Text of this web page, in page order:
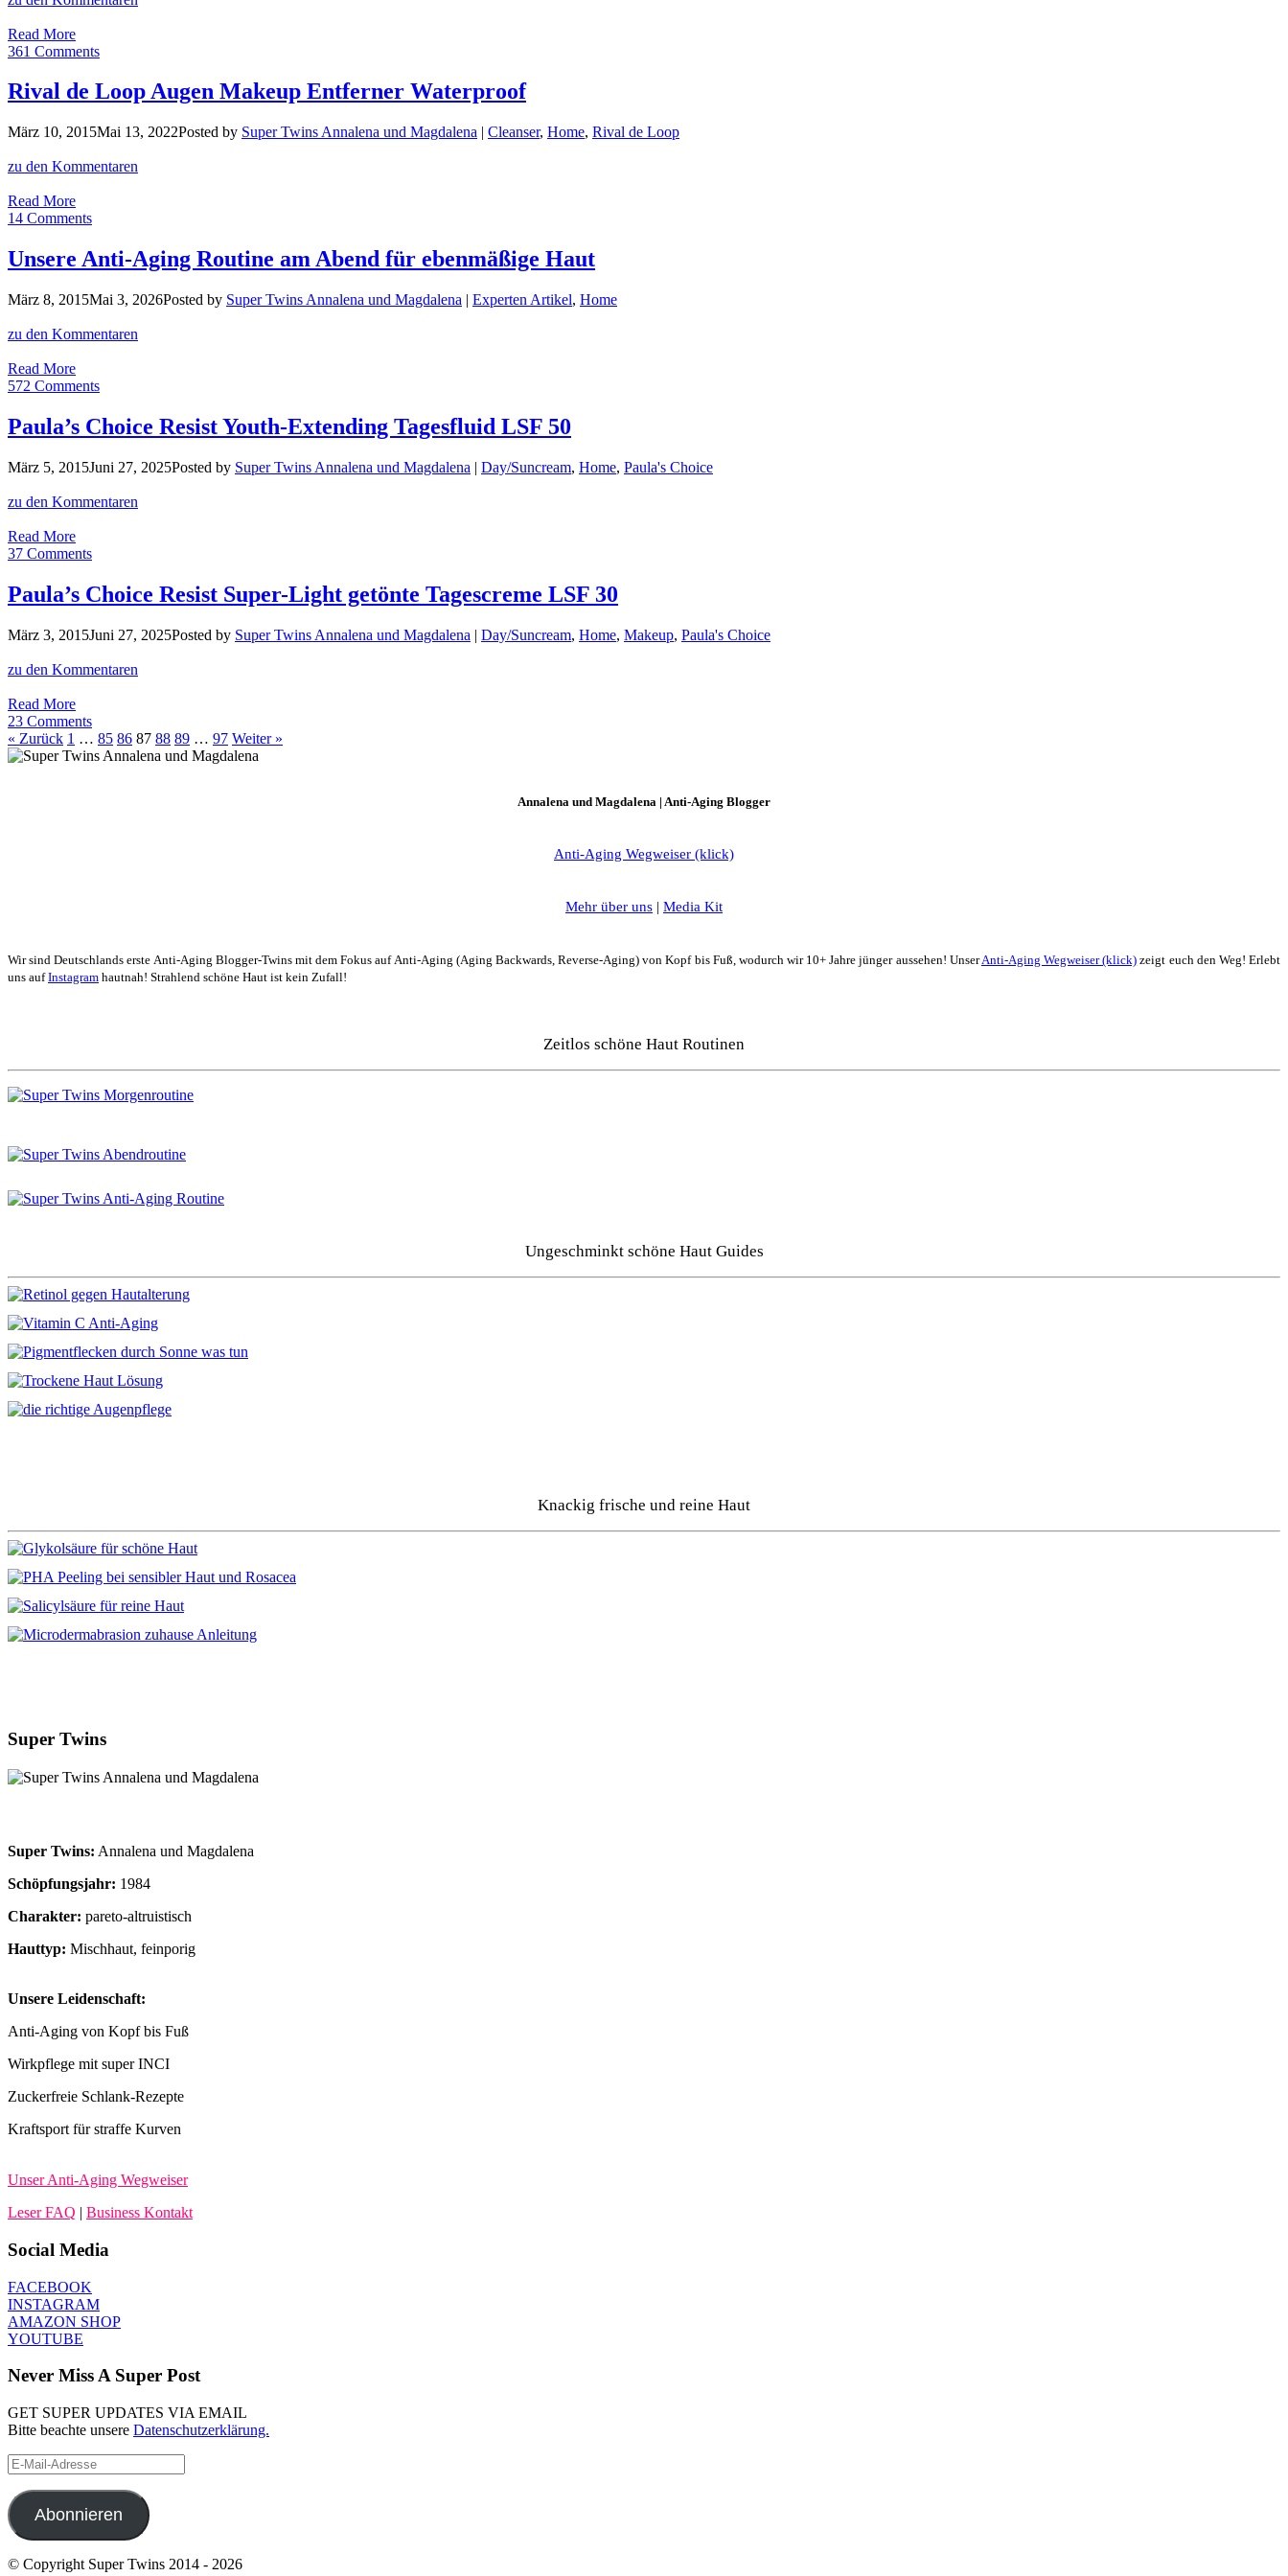
Read MoreUnsere
Hautpflege
am
Morgen
strahlend
Haut
361 Comments
Rival de Loop Augen Makeup Entferner Waterproof
März 10, 2015Mai 13, 2022Posted by Super Twins Annalena und Magdalena | Cleanser, Home, Rival de Loop
zu den Kommentaren
Read MoreRival
de
Augen
Makeup
Waterproof
14 Comments
Unsere Anti-Aging Routine am Abend für ebenmäßige Haut
März 8, 2015Mai 3, 2026Posted by Super Twins Annalena und Magdalena | Experten Artikel, Home
zu den Kommentaren
Read MoreUnsere
Anti-
Routine
am
für
Haut
572 Comments
Paula’s Choice Resist Youth-Extending Tagesfluid LSF 50
März 5, 2015Juni 27, 2025Posted by Super Twins Annalena und Magdalena | Day/Suncream, Home, Paula's Choice
zu den Kommentaren
Read MorePaula’s
Choice
Youth-
Extending
LSF
37 Comments
Paula’s Choice Resist Super-Light getönte Tagescreme LSF 30
März 3, 2015Juni 27, 2025Posted by Super Twins Annalena und Magdalena | Day/Suncream, Home, Makeup, Paula's Choice
zu den Kommentaren
Read MorePaula’s
Choice
Resist
Super-
23 Comments
« Zurück 1 … 85 86 87 88 89 … 97 Weiter »
Annalena und Magdalena | Anti-Aging Blogger
Anti-Aging Wegweiser (klick)
Mehr über uns | Media Kit
Wir sind Deutschlands erste Anti-Aging Blogger-Twins mit dem Fokus auf Anti-Aging (Aging Backwards, Reverse-Aging) von Kopf bis Fuß, wodurch wir 10+ Jahre jünger aussehen! UnserAnti-Aging Wegweiser (klick) zeigt euch den Weg! Erlebt
uns aufInstagram hautnah! Strahlend schöne Haut ist kein Zufall!
Zeitlos schöne Haut Routinen
Ungeschminkt schöne Haut Guides
Knackig frische und reine Haut
Super Twins
Super Twins: Annalena und Magdalena
Schöpfungsjahr: 1984
Charakter: pareto-altruistisch
Hauttyp: Mischhaut, feinporig
Unsere Leidenschaft:
Anti-Aging von Kopf bis Fuß
Wirkpflege mit super INCI
Zuckerfreie Schlank-Rezepte
Kraftsport für straffe Kurven
Unser Anti-Aging Wegweiser
Leser FAQ | Business Kontakt
Social Media
FACEBOOK
INSTAGRAM
AMAZON SHOP
YOUTUBE
Never Miss A Super Post
GET SUPER UPDATES VIA EMAIL
Bitte beachte unsere Datenschutzerklärung.
E-
Mail-
Adresse
Abonnieren
© Copyright Super Twins 2014 - 2026